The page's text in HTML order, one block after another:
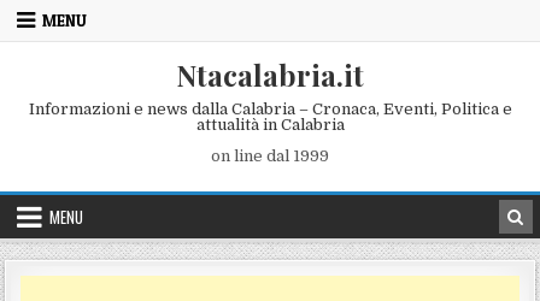
Skip to content
MENU
Ntacalabria.it
Informazioni e news dalla Calabria – Cronaca, Eventi, Politica e
attualità in Calabria
on line dal 1999
MENU